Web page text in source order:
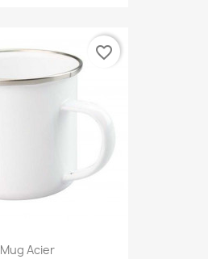
Mug Acier
favorite_border